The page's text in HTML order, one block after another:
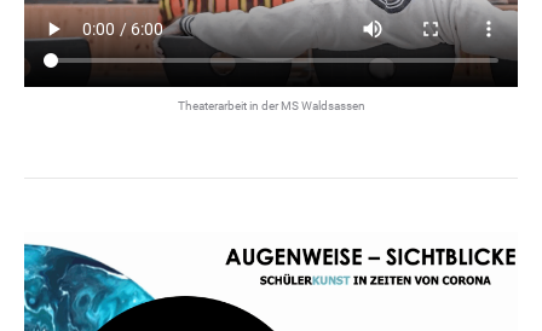
Theaterarbeit in der MS Waldsassen